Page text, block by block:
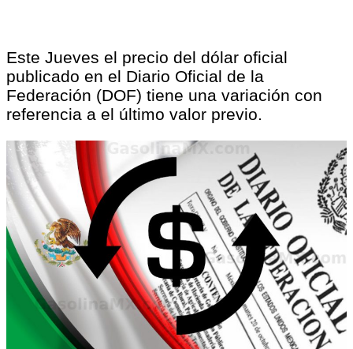
Este Jueves el precio del dólar oficial
publicado en el Diario Oficial de la
Federación (DOF) tiene una variación con
referencia a el último valor previo.